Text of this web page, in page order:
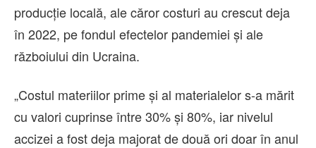
producţie locală, ale căror costuri au crescut deja
în 2022, pe fondul efectelor pandemiei şi ale
războiului din Ucraina.
„Costul materiilor prime şi al materialelor s-a mărit
cu valori cuprinse între 30% şi 80%, iar nivelul
accizei a fost deja majorat de două ori doar în anul